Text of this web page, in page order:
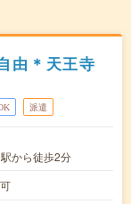
由＊天王寺
派遣
から徒歩2分